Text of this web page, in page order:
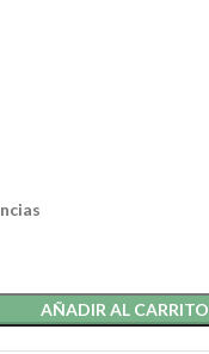
AÑADIR AL CARRITO